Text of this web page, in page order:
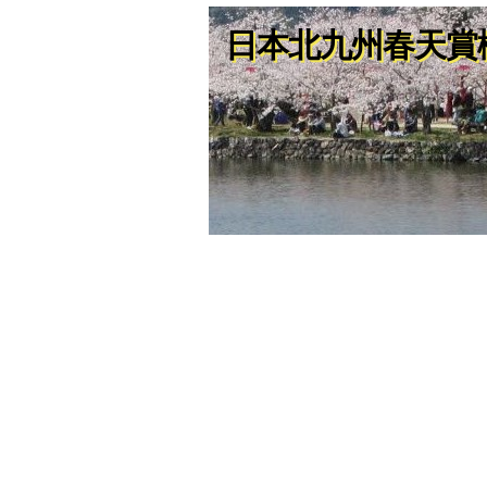
日本北九州春天